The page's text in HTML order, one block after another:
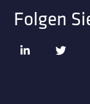
Folgen